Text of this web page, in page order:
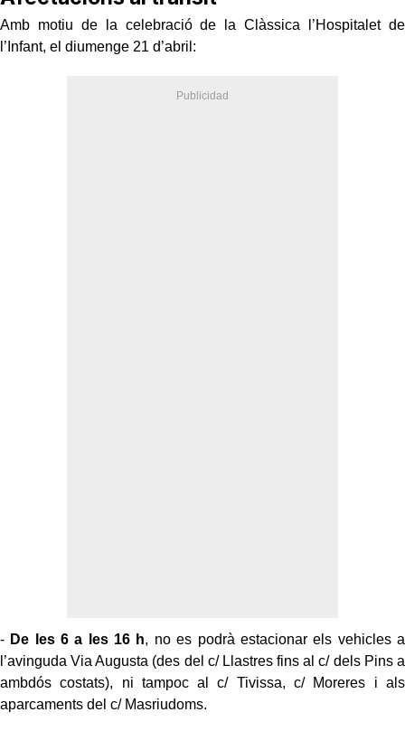
Amb motiu de la celebració de la Clàssica l’Hospitalet de
l’Infant, el diumenge 21 d’abril:
- De les 6 a les 16 h, no es podrà estacionar els vehicles a
l’avinguda Via Augusta (des del c/ Llastres fins al c/ dels Pins a
ambdós costats), ni tampoc al c/ Tivissa, c/ Moreres i als
aparcaments del c/ Masriudoms.